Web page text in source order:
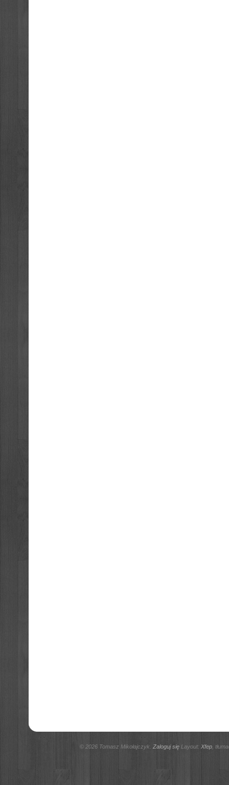
© 2026 Tomasz Mikołajczyk. Zaloguj sięLayout: Xfep,